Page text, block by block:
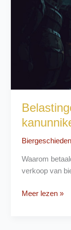
Waarom
verkoop van
Meer lezen »